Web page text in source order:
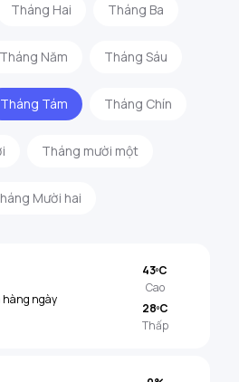
Tháng Hai Tháng Ba
Tháng Năm Tháng Sáu
Tháng Tám Tháng Chín
Tháng mười một
Mười hai
ngày
43ºC
Cao
28ºC
Thấp